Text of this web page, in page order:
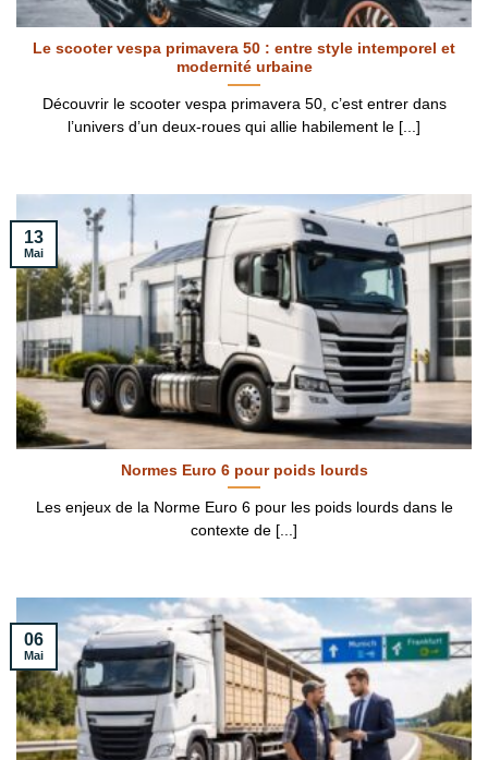
Le scooter vespa primavera 50 : entre style intemporel et
modernité urbaine
Découvrir le scooter vespa primavera 50, c’est entrer dans
l’univers d’un deux-roues qui allie habilement le [...]
Normes Euro 6 pour poids lourds
Les enjeux de la Norme Euro 6 pour les poids lourds dans le
contexte de [...]
13
Mai
06
Mai